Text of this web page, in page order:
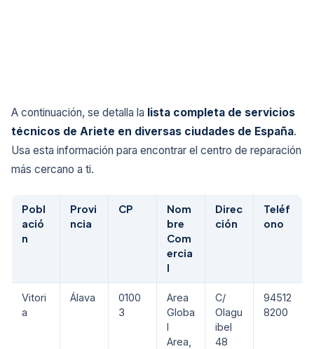
A continuación, se detalla la lista completa de servicios
técnicos de Ariete en diversas ciudades de España.
Usa esta información para encontrar el centro de reparación
más cercano a ti.
Pobl
ació
n
Provi
ncia
CP
Nom
bre
Com
ercia
l
Direc
ción
Teléf
ono
Vitori
a
Álava
0100
3
Area
Globa
l
Area,
C/
Olagu
ibel
48
94512
8200